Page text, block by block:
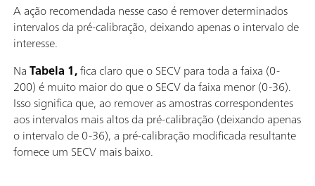
A ação recomendada nesse caso é remover determinados
intervalos da pré-calibração, deixando apenas o intervalo de
interesse.
NaTabela 1,fica claro que o SECV para toda a faixa (0-
200) é muito maior do que o SECV da faixa menor (0-36).
Isso significa que, ao remover as amostras correspondentes
aos intervalos mais altos da pré-calibração (deixando apenas
o intervalo de 0-36), a pré-calibração modificada resultante
fornece um SECV mais baixo.